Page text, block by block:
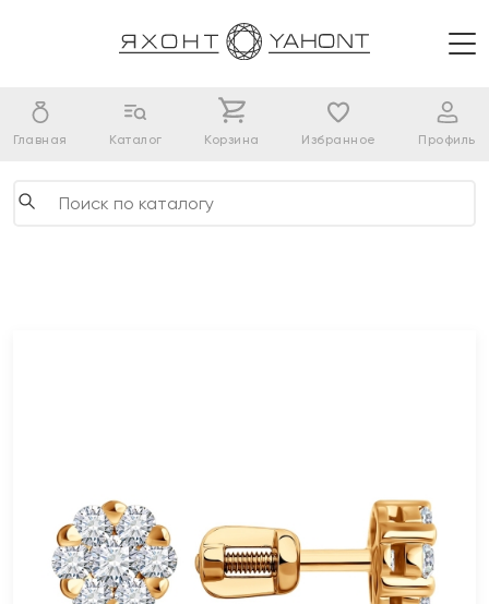
Главная Каталог Корзина Избранное Профиль